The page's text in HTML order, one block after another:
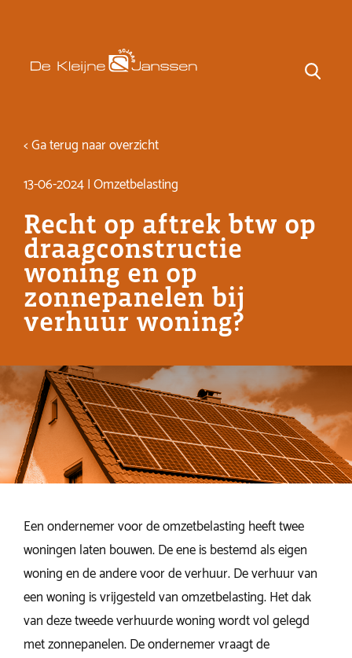
< Ga terug naar overzicht
13-06-2024 | Omzetbelasting
Recht op aftrek btw op
draagconstructie
woning en op
zonnepanelen bij
verhuur woning?
Een ondernemer voor de omzetbelasting heeft twee
woningen laten bouwen. De ene is bestemd als eigen
woning en de andere voor de verhuur. De verhuur van
een woning is vrijgesteld van omzetbelasting. Het dak
van deze tweede verhuurde woning wordt vol gelegd
met zonnepanelen. De ondernemer vraagt de